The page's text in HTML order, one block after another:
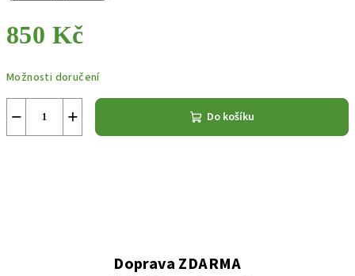
850 Kč
cena:
Možnosti doručení
+
− Do košíku
Doprava ZDARMA